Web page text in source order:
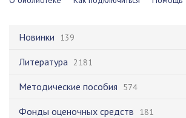
Новинки 139
Литература 2181
Методические пособия 574
Фонды оценочных средств 181